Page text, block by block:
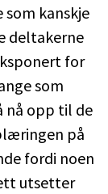
som kanskje
deltakerne
for
som
nå opp til de
på
fordi noen
utsetter